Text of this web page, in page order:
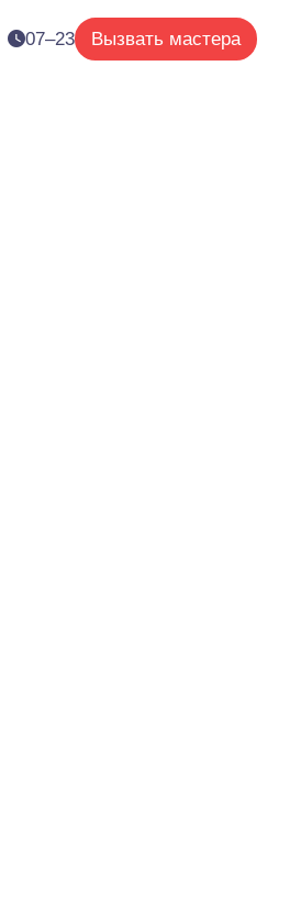
07–23 Вызвать мастера